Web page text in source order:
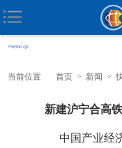
当前位置 首页 > 新闻 >
新建沪宁合高
中国产业经